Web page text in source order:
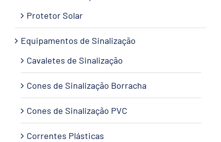
Protetor Solar
Equipamentos de Sinalização
Cavaletes de Sinalização
Cones de Sinalização Borracha
Cones de Sinalização PVC
Correntes Plásticas